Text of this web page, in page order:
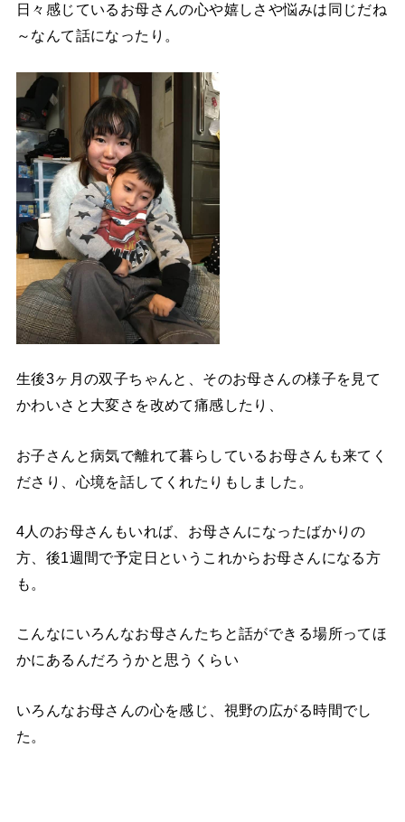
日々感じているお母さんの心や嬉しさや悩みは同じだね
～なんて話になったり。
生後3ヶ月の双子ちゃんと、そのお母さんの様子を見て
かわいさと大変さを改めて痛感したり、
お子さんと病気で離れて暮らしているお母さんも来てく
ださり、心境を話してくれたりもしました。
4人のお母さんもいれば、お母さんになったばかりの
方、後1週間で予定日というこれからお母さんになる方
も。
こんなにいろんなお母さんたちと話ができる場所ってほ
かにあるんだろうかと思うくらい
いろんなお母さんの心を感じ、視野の広がる時間でし
た。